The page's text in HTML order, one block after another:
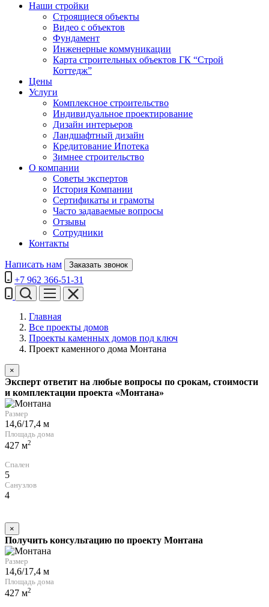
Наши стройки
Строящиеся объекты
Видео с объектов
Фундамент
Инженерные коммуникации
Карта строительных объектов ГК “Строй
Коттедж”
Цены
Услуги
Комплексное строительство
Индивидуальное проектирование
Дизайн интерьеров
Ландшафтный дизайн
Кредитование Ипотека
Зимнее строительство
О компании
Советы экспертов
История Компании
Сертификаты и грамоты
Часто задаваемые вопросы
Отзывы
Сотрудники
Контакты
Написать нам Заказать звонок
+7 962 366-51-31
Главная
Все проекты домов
Проекты каменных домов под ключ
Проект каменного дома Монтана
×
Эксперт ответит на любые вопросы по срокам, стоимости
и комплектации проекта «Монтана»
Размер
14,6/17,4 м
Площадь дома
427 м2
Спален
5
Санузлов
4
×
Получить консультацию по проекту Монтана
Размер
14,6/17,4 м
Площадь дома
427 м2